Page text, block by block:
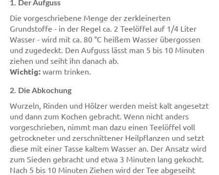
1. Der Aufguss
Die vorgeschriebene Menge der zerkleinerten
Grundstoffe - in der Regel ca. 2 Teelöffel auf 1/4 Liter
Wasser - wird mit ca. 80 °C heißem Wasser übergossen
und zugedeckt. Den Aufguss lässt man 5 bis 10 Minuten
ziehen und seiht ihn danach ab.
Wichtig: warm trinken.
2. Die Abkochung
Wurzeln, Rinden und Hölzer werden meist kalt angesetzt
und dann zum Kochen gebracht. Wenn nicht anders
vorgeschrieben, nimmt man dazu einen Teelöffel voll
getrockneter und zerschnittener Heilpflanzen und setzt
diese mit einer Tasse kaltem Wasser an. Der Ansatz wird
zum Sieden gebracht und etwa 3 Minuten lang gekocht.
Nach 5 bis 10 Minuten Ziehen wird der Tee abgeseiht